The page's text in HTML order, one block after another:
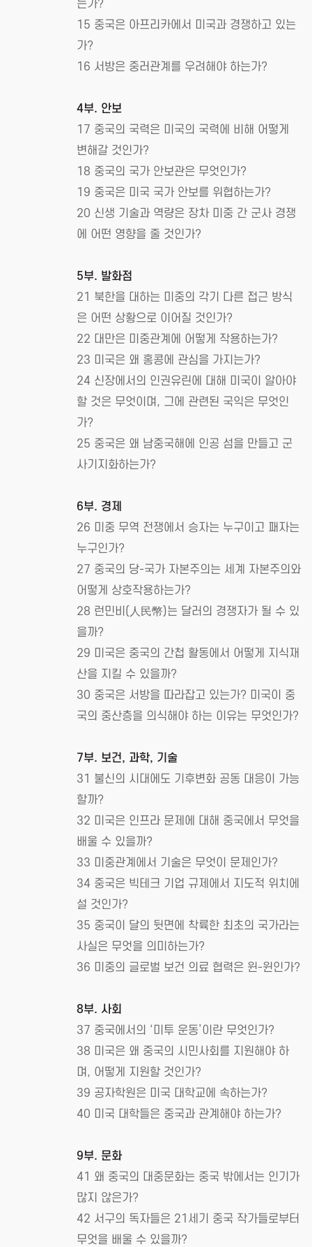
는가?
15 중국은 아프리카에서 미국과 경쟁하고 있는
가?
16 서방은 중러관계를 우려해야 하는가?
4부. 안보
17 중국의 국력은 미국의 국력에 비해 어떻게
변해갈 것인가?
18 중국의 국가 안보관은 무엇인가?
19 중국은 미국 국가 안보를 위협하는가?
20 신생 기술과 역량은 장차 미중 간 군사 경쟁
에 어떤 영향을 줄 것인가?
5부. 발화점
21 북한을 대하는 미중의 각기 다른 접근 방식
은 어떤 상황으로 이어질 것인가?
22 대만은 미중관계에 어떻게 작용하는가?
23 미국은 왜 홍콩에 관심을 가지는가?
24 신장에서의 인권유린에 대해 미국이 알아야
할 것은 무엇이며, 그에 관련된 국익은 무엇인
가?
25 중국은 왜 남중국해에 인공 섬을 만들고 군
사기지화하는가?
6부. 경제
26 미중 무역 전쟁에서 승자는 누구이고 패자는
누구인가?
27 중국의 당-국가 자본주의는 세계 자본주의와
어떻게 상호작용하는가?
28 런민비(人民幣)는 달러의 경쟁자가 될 수 있
을까?
29 미국은 중국의 간첩 활동에서 어떻게 지식재
산을 지킬 수 있을까?
30 중국은 서방을 따라잡고 있는가? 미국이 중
국의 중산층을 의식해야 하는 이유는 무엇인가?
7부. 보건, 과학, 기술
31 불신의 시대에도 기후변화 공동 대응이 가능
할까?
32 미국은 인프라 문제에 대해 중국에서 무엇을
배울 수 있을까?
33 미중관계에서 기술은 무엇이 문제인가?
34 중국은 빅테크 기업 규제에서 지도적 위치에
설 것인가?
35 중국이 달의 뒷면에 착륙한 최초의 국가라는
사실은 무엇을 의미하는가?
36 미중의 글로벌 보건 의료 협력은 윈-윈인가?
8부. 사회
37 중국에서의 ‘미투 운동’이란 무엇인가?
38 미국은 왜 중국의 시민사회를 지원해야 하
며, 어떻게 지원할 것인가?
39 공자학원은 미국 대학교에 속하는가?
40 미국 대학들은 중국과 관계해야 하는가?
9부. 문화
41 왜 중국의 대중문화는 중국 밖에서는 인기가
많지 않은가?
42 서구의 독자들은 21세기 중국 작가들로부터
무엇을 배울 수 있을까?